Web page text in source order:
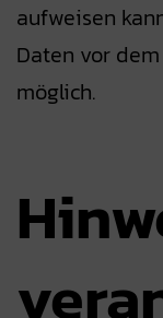
aufweisen
Daten vor
möglich.